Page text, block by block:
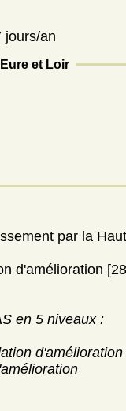
jours/an
et Loir
par la
d'amélioration [28
en 5 niveaux :
d'amélioration